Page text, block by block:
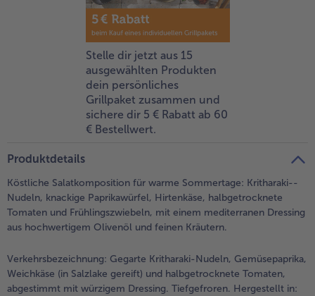
Wein & Spirituosen
alle Wein & Spirituosen
Küchenutensilien
alle Küchenutensilien
Weiterempfehlen &
Stelle dir jetzt aus 15
ausgewählten Produkten
dein persönliches
Grillpaket zusammen und
sichere dir 5 € Rabatt ab 60
€ Bestellwert.
Produktdetails
Köstliche Salatkomposition für warme Sommertage: Kritharaki-­
Nudeln, knackige Paprikawürfel, Hirtenkäse, halbgetrocknete
Tomaten und Frühlingszwiebeln, mit einem mediterranen Dressing
aus hochwertigem Olivenöl und feinen Kräutern.
Verkehrsbezeichnung: Gegarte Kritharaki-Nudeln, Gemüsepaprika,
Weichkäse (in Salzlake gereift) und halbgetrocknete Tomaten,
abgestimmt mit würzigem Dressing. Tiefgefroren. Hergestellt in: